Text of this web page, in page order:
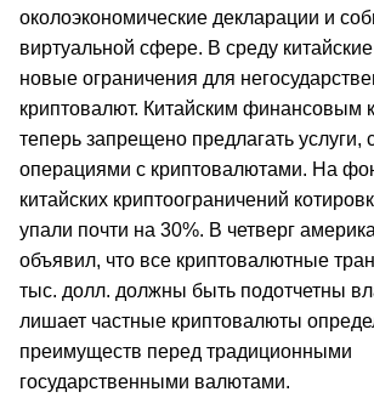
околоэкономические декларации и
виртуальной сфере. В среду
новые ограничения для
криптовалют. Китайским финансовым
теперь запрещено предлагать услуги,
операциями с криптовалютами. На
китайских криптоограничений
упали почти на 30%. В четверг
объявил, что все криптовалютные
тыс. долл. должны быть подотчетны
лишает частные криптовалюты
преимуществ перед традиционными
государственными валютами.